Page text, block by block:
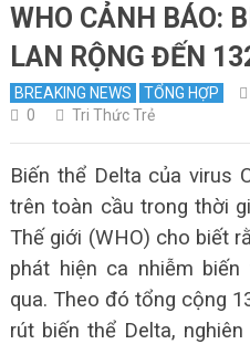
WHO CẢNH BÁO:
LAN RỘNG ĐẾN
BREAKING NEWS TỔNG HỢP
0
Tri Thức Trẻ
Biến thể Delta của virus
trên toàn cầu trong thời
Thế giới (WHO) cho biết
phát hiện ca nhiễm
qua. Theo đó tổng cộng
rút biến thể Delta,